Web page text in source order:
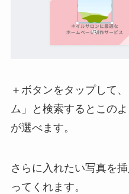
＋ボタンをタップして
ム」と検索するとこの
が選べます。
さらに入れたい写真を
ってくれます。